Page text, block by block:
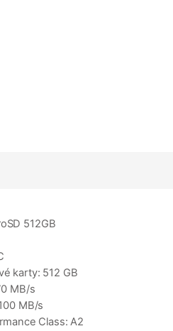
512GB
karty: 512 GB
MB/s
MB/s
Class: A2